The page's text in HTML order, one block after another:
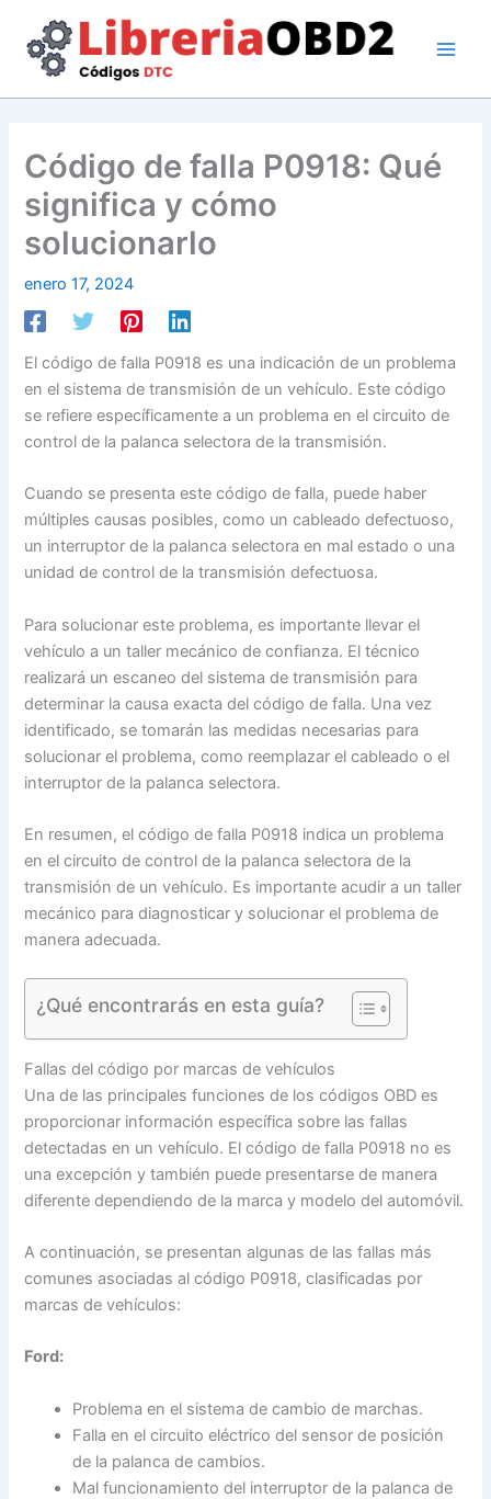
contenido
Código de falla P0918: Qué
significa y cómo
solucionarlo
enero 17, 2024
El código de falla P0918 es una indicación de un problema
en el sistema de transmisión de un vehículo. Este código
se refiere específicamente a un problema en el circuito de
control de la palanca selectora de la transmisión.
Cuando se presenta este código de falla, puede haber
múltiples causas posibles, como un cableado defectuoso,
un interruptor de la palanca selectora en mal estado o una
unidad de control de la transmisión defectuosa.
Para solucionar este problema, es importante llevar el
vehículo a un taller mecánico de confianza. El técnico
realizará un escaneo del sistema de transmisión para
determinar la causa exacta del código de falla. Una vez
identificado, se tomarán las medidas necesarias para
solucionar el problema, como reemplazar el cableado o el
interruptor de la palanca selectora.
En resumen, el código de falla P0918 indica un problema
en el circuito de control de la palanca selectora de la
transmisión de un vehículo. Es importante acudir a un taller
mecánico para diagnosticar y solucionar el problema de
manera adecuada.
¿Qué encontrarás en esta guía?
Fallas del código por marcas de vehículos
Una de las principales funciones de los códigos OBD es
proporcionar información específica sobre las fallas
detectadas en un vehículo. El código de falla P0918 no es
una excepción y también puede presentarse de manera
diferente dependiendo de la marca y modelo del automóvil.
A continuación, se presentan algunas de las fallas más
comunes asociadas al código P0918, clasificadas por
marcas de vehículos:
Ford:
Problema en el sistema de cambio de marchas.
Falla en el circuito eléctrico del sensor de posición
de la palanca de cambios.
Mal funcionamiento del interruptor de la palanca de